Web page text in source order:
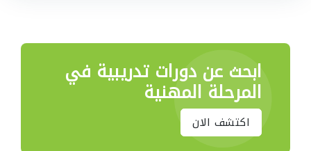
ابحث عن دورات تدريبية في
المرحلة المهنية
اكتشف الان